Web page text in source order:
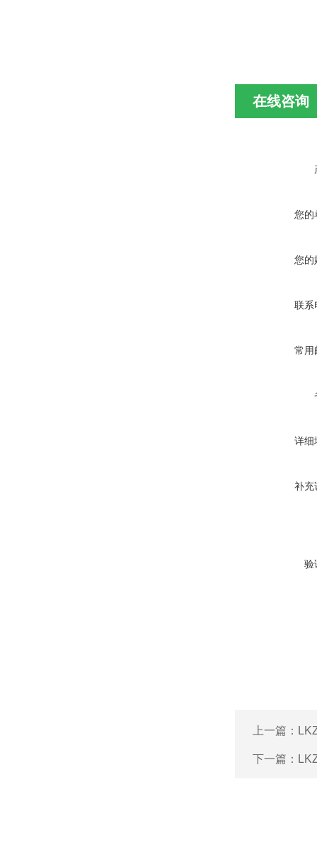
在线咨询
您的
您的
联系
常用
详细
补充
验
上一篇：
下一篇：